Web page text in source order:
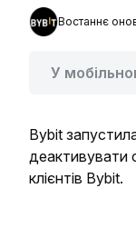
Востаннє
У
Bybit
деактивувати
клієнтів Bybit.